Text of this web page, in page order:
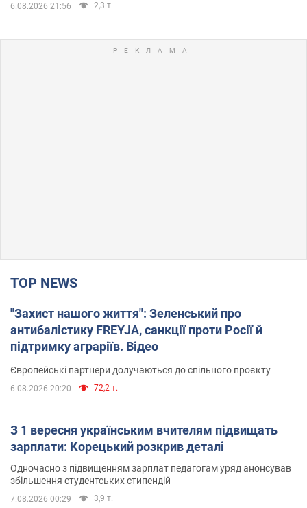
6.08.2026 21:56 2,3 т.
TOP NEWS
"Захист нашого життя": Зеленський про
антибалістику FREYJA, санкції проти Росії й
підтримку аграріїв. Відео
Європейські партнери долучаються до спільного проєкту
6.08.2026 20:20 72,2 т.
З 1 вересня українським вчителям підвищать
зарплати: Корецький розкрив деталі
Одночасно з підвищенням зарплат педагогам уряд анонсував
збільшення студентських стипендій
7.08.2026 00:29 3,9 т.